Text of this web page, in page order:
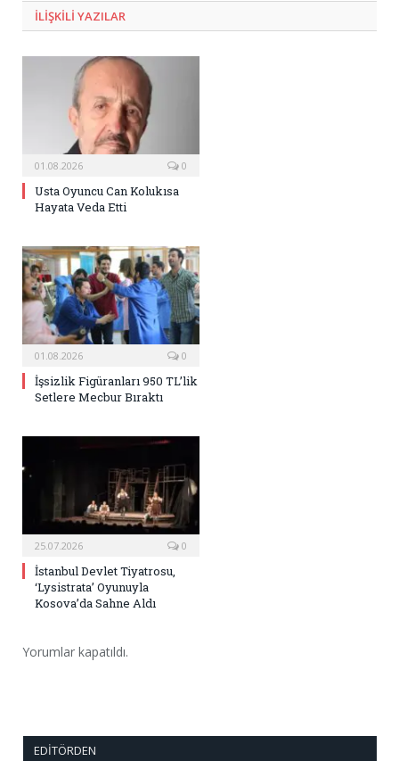
ILIŞKILI YAZILAR
01.08.2026 0
Usta Oyuncu Can Kolukısa
Hayata Veda Etti
01.08.2026 0
İşsizlik Figüranları 950 TL’lik
Setlere Mecbur Bıraktı
25.07.2026 0
İstanbul Devlet Tiyatrosu,
‘Lysistrata’ Oyunuyla
Kosova’da Sahne Aldı
Yorumlar kapatıldı.
EDITÖRDEN